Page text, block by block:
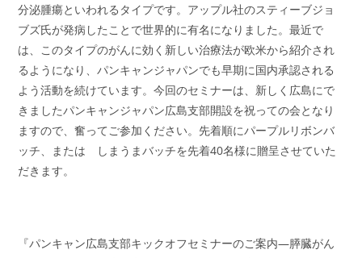
分泌腫瘍といわれるタイプです。アップル社のスティーブジョ
ブズ氏が発病したことで世界的に有名になりました。最近で
は、このタイプのがんに効く新しい治療法が欧米から紹介され
るようになり、パンキャンジャパンでも早期に国内承認される
よう活動を続けています。今回のセミナーは、新しく広島にで
きましたパンキャンジャパン広島支部開設を祝っての会となり
ますので、奮ってご参加ください。先着順にパープルリボンバ
ッチ、または しまうまバッチを先着40名様に贈呈させていた
だきます。
『パンキャン広島支部キックオフセミナーのご案内―膵臓がん